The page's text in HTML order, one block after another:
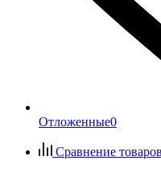
Отложенные0
Сравнение товаров